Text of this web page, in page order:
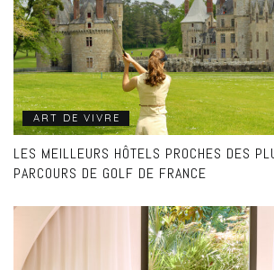
ART DE VIVRE
LES MEILLEURS HÔTELS PROCHES DES
PARCOURS DE GOLF DE FRANCE